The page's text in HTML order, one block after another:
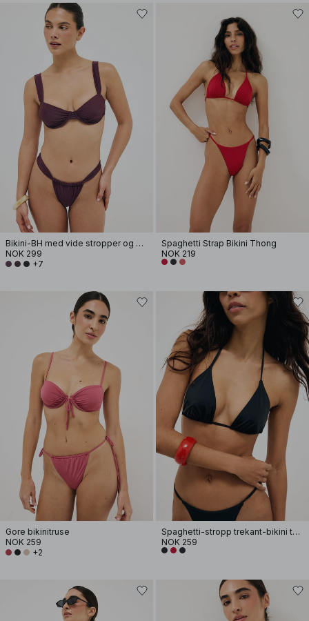
Bikini-BH med vide stropper og drapering
NOK 299
+7
Spaghetti Strap Bikini Thong
NOK 219
Gore bikinitruse
NOK 259
+2
Spaghetti-stropp trekant-bikini topp
NOK 259